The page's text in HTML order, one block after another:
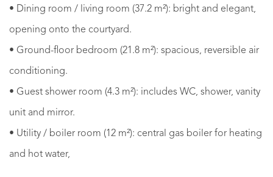
• Dining room / living room (37.2 m²): bright and elegant,
opening onto the courtyard.
• Ground-floor bedroom (21.8 m²): spacious, reversible air
conditioning.
• Guest shower room (4.3 m²): includes WC, shower, vanity
unit and mirror.
• Utility / boiler room (12 m²): central gas boiler for heating
and hot water,